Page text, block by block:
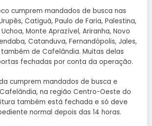
cumprem mandados de busca nas
Catiguá, Paulo de Faria, Palestina,
Monte Aprazível, Ariranha, Novo
Catanduva, Fernandópolis, Jales,
de Cafelândia. Muitas delas
fechadas por conta da operação.
cumprem mandados de busca e
na região Centro-Oeste do
também está fechada e só deve
normal depois das 14 horas.